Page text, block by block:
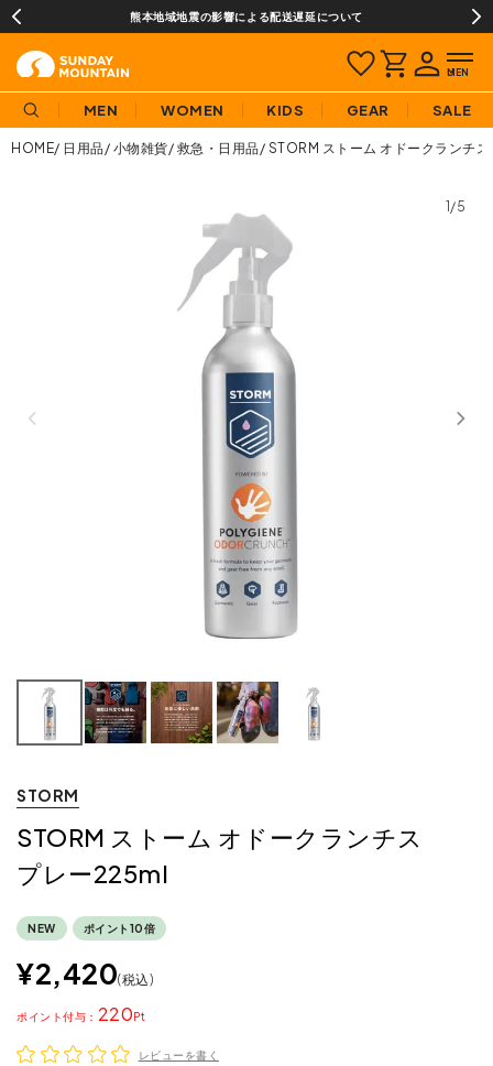
熊本地域地震の影響による配送遅延について
MEN WOMEN KIDS GEAR SALE
HOME 日用品 小物雑貨 救急・日用品 STORM ストーム オドークランチ
1/5
STORM
STORM ストーム オドークランチス
プレー225ml
NEW ポイント10倍
¥2,420 税込
220
ポイント
レビューを書く